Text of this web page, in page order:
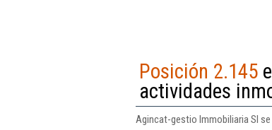
Posición 2.145
actividades
Agincat-gestio Immobiliaria Sl